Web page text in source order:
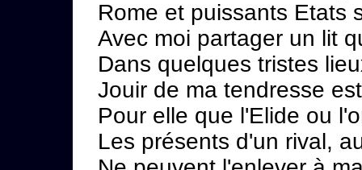
Rome et puissants Etats
Avec moi partager un lit
Dans quelques tristes
Jouir de ma tendresse
Pour elle que l'Elide ou
Les présents d'un rival,